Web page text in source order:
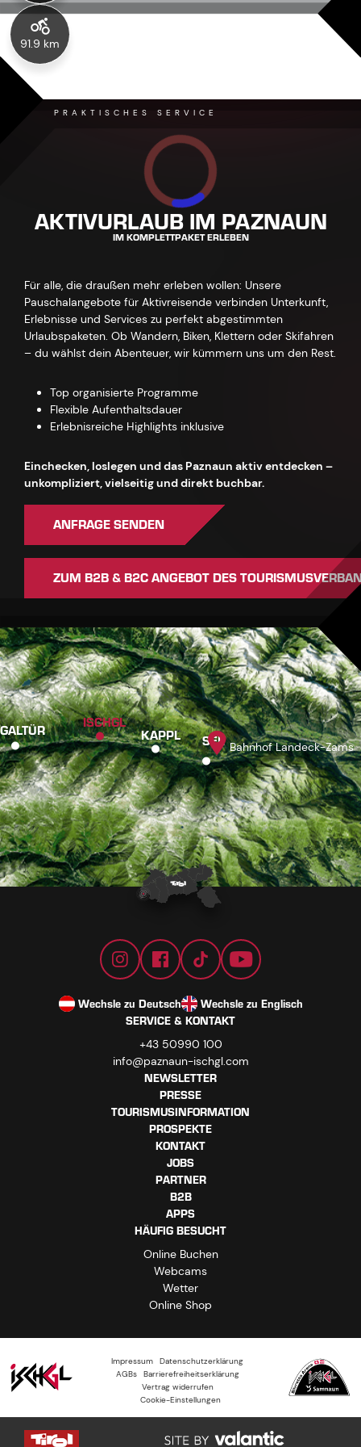
91.9 km
PRAKTISCHES SERVICE
AKTIVURLAUB IM PAZNAUN
IM KOMPLETTPAKET ERLEBEN
Für alle, die draußen mehr erleben wollen: Unsere
Pauschalangebote für Aktivreisende verbinden Unterkunft,
Erlebnisse und Services zu perfekt abgestimmten
Urlaubspaketen. Ob Wandern, Biken, Klettern oder Skifahren
– du wählst dein Abenteuer, wir kümmern uns um den Rest.
Top organisierte Programme
Flexible Aufenthaltsdauer
Erlebnisreiche Highlights inklusive
Einchecken, loslegen und das Paznaun aktiv entdecken –
unkompliziert, vielseitig und direkt buchbar.
ANFRAGE SENDEN
ZUM B2B & B2C ANGEBOT DES
GALTÜR ISCHGL
KAPPL SEE Bahnhof Landeck-Zams
Wechsle zu Deutsch
Wechsle zu Englisch
SERVICE & KONTAKT
+43 50990 100
info@paznaun-ischgl.com
NEWSLETTER
PRESSE
TOURISMUSINFORMATION
PROSPEKTE
KONTAKT
JOBS
PARTNER
B2B
APPS
HÄUFIG BESUCHT
Online Buchen
Webcams
Wetter
Online Shop
Impressum
Datenschutzerklärung
AGBs
Barrierefreiheitserklärung
Vertrag widerrufen
Cookie-Einstellungen